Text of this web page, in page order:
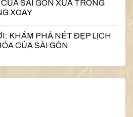
SÀI GÒN XƯA TRONG
XOAY
KHÁM PHÁ NÉT ĐẸP LỊCH
CỦA SÀI GÒN